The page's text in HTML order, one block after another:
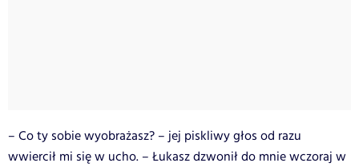
– Co ty sobie wyobrażasz? – jej piskliwy głos od razu
wwiercił mi się w ucho. – Łukasz dzwonił do mnie wczoraj w